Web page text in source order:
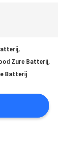
,
Zure Batterij,
Batterij